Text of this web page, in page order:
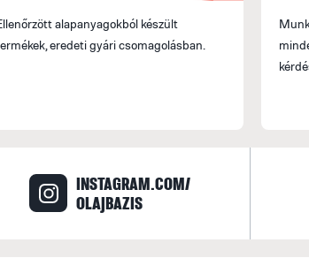
alapanyagokból készült
eredeti gyári csomagolásban.
INSTAGRAM.COM/
OLAJBAZIS